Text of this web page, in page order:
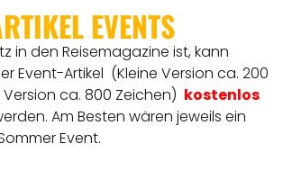
EVENTS
in den Reisemagazine ist, kann
Event-Artikel (Kleine Version ca. 200
ca. 800 Zeichen) kostenlos
Am Besten wären jeweils ein
Event.